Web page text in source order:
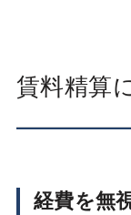
賃料精算
経費を無